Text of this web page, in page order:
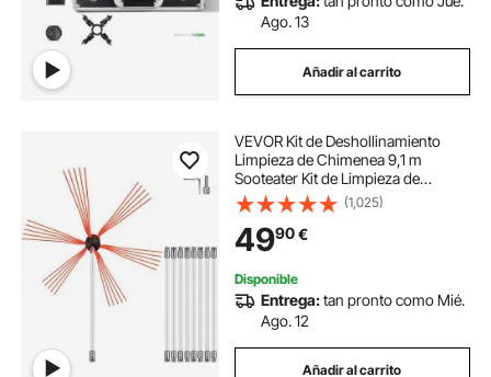
Ago. 13
Añadir al carrito
VEVOR Kit de Deshollinamiento
Limpieza de Chimenea 9,1 m
Sooteater Kit de Limpieza de
Chimenea Esta Herramienta
Integral para Dividir Tuercas
Perfecta para Varios Campos
Como La Industria Mecánica
(1,025)
4990€
Disponible
Entrega:tan pronto como Mié.
Ago. 12
Añadir al carrito